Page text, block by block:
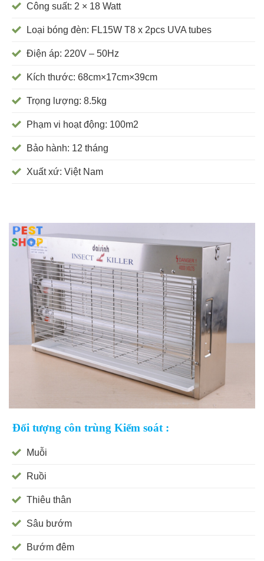
Công suất: 2 × 18 Watt
Loại bóng đèn: FL15W T8 x 2pcs UVA tubes
Điện áp: 220V – 50Hz
Kích thước: 68cm×17cm×39cm
Trọng lượng: 8.5kg
Phạm vi hoạt động: 100m2
Bảo hành: 12 tháng
Xuất xứ: Việt Nam
Đối tượng côn trùng Kiểm soát :
Muỗi
Ruồi
Thiêu thân
Sâu bướm
Bướm đêm